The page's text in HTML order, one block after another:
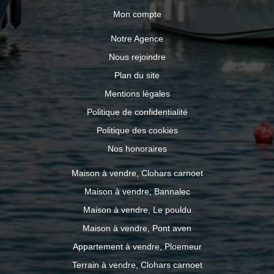
Mon compte
Notre Agence
Nous rejoindre
Plan du site
Mentions légales
Politique de confidentialité
Politique des cookies
Nos honoraires
Maison à vendre, Clohars carnoet
Maison à vendre, Bannalec
Maison à vendre, Le pouldu
Maison à vendre, Pont aven
Appartement à vendre, Ploemeur
Terrain à vendre, Clohars carnoet